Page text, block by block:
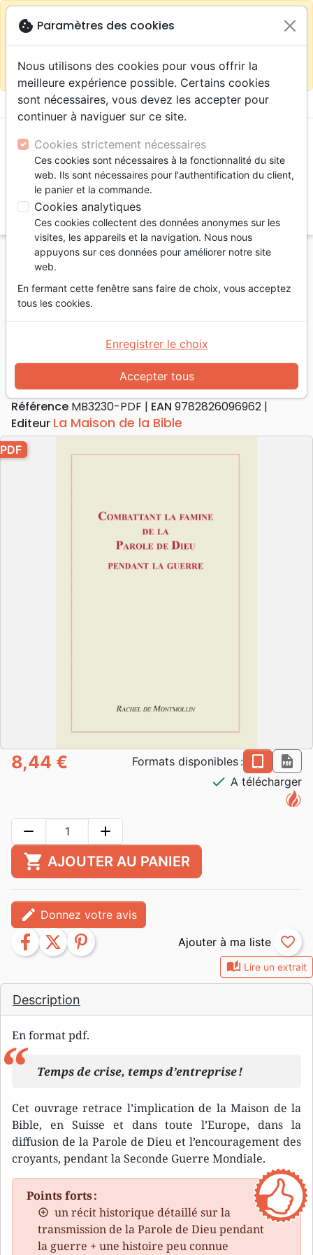
Continuer sur le site France close
warningSelon votre
localisation (États-
sur la boutique La Maison de la Bible Suisse
menu shopping_cart
Accueil Livres
Témoignages, biographies
la guerre - Pdf
Combattant la famine de la Parole
de Dieu pendant la guerre
Pdf
Auteur :Rachel de Montmollin
Référence MB3230-PDF EAN 9782826096962
Editeur La Maison de la Bible
auto_stories Lire un extrait
Description
En format pdf.
Temps de crise, temps d’entreprise !
Cet ouvrage retrace l’implication de la Maison de la
Bible, en Suisse et dans toute l’Europe, dans la
diffusion de la Parole de Dieu et l’encouragement des
croyants, pendant la Seconde Guerre Mondiale.
Points forts :
un récit historique détaillé sur la
transmission de la Parole de Dieu pendant
la guerre + une histoire peu connue
PDF
8,44 € Formats disponibles : epub
pdf
check A télécharger
remove add
shopping_cart AJOUTER AU PANIER
edit Donnez votre avis
facebook twitter pinterest favorite_border
cookie Paramètres des cookies
Nous utilisons des cookies pour vous offrir la
meilleure expérience possible. Certains cookies
sont nécessaires, vous devez les accepter pour
continuer à naviguer sur ce site.
Cookies strictement nécessaires
Ces cookies sont nécessaires à la fonctionnalité du site
web. Ils sont nécessaires pour l'authentification du client,
le panier et la commande.
Cookies analytiques
Ces cookies collectent des données anonymes sur les
visites, les appareils et la navigation. Nous nous
appuyons sur ces données pour améliorer notre site
web.
En fermant cette fenêtre sans faire de choix, vous acceptez
tous les cookies.
Accepter tous
Enregistrer le choix